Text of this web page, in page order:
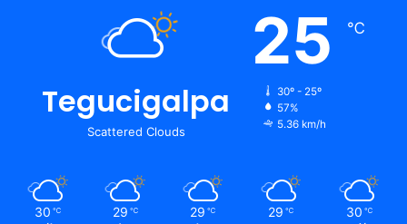
Tegucigalpa
Scattered Clouds
25 ℃
30º - 25º
57%
5.36 km/h
30 ℃ 29 ℃ 29 ℃ 29 ℃ 30 ℃